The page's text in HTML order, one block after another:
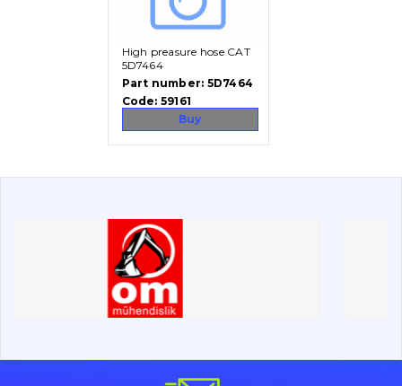
Filters and lubricants
Bolts, nuts and fixing elements
Cutting edges and blades
Bucket and adapters shrouds
написати
High preasure hose CAT
5D7464
Part number: 5D7464
Code: 59161
Buy